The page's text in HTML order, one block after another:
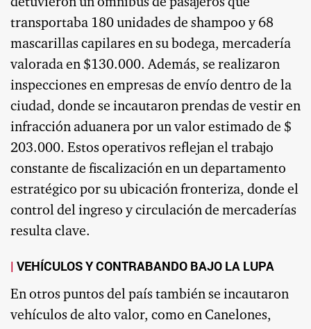
detuvieron un ómnibus de pasajeros que
transportaba 180 unidades de shampoo y 68
mascarillas capilares en su bodega, mercadería
valorada en $130.000. Además, se realizaron
inspecciones en empresas de envío dentro de la
ciudad, donde se incautaron prendas de vestir en
infracción aduanera por un valor estimado de $
203.000. Estos operativos reflejan el trabajo
constante de fiscalización en un departamento
estratégico por su ubicación fronteriza, donde el
control del ingreso y circulación de mercaderías
resulta clave.
VEHÍCULOS Y CONTRABANDO BAJO LA LUPA
En otros puntos del país también se incautaron
vehículos de alto valor, como en Canelones,